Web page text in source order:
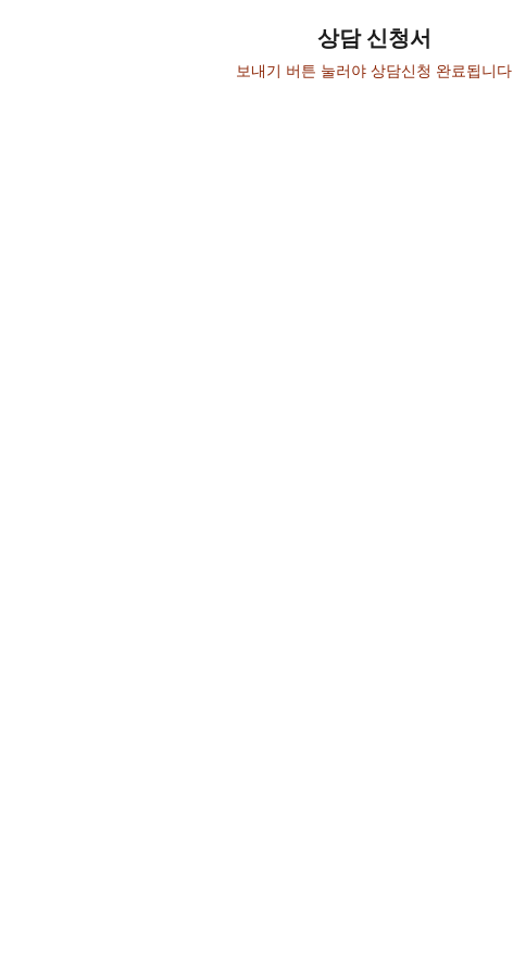
상담 신청서
보내기 버튼 눌러야 상담신청 완료됩니다